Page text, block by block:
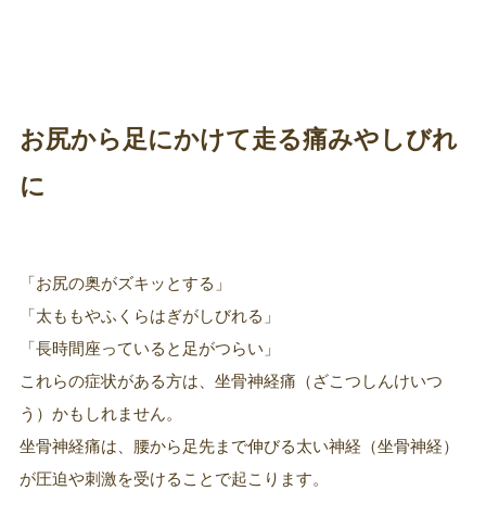
お尻から足にかけて走る痛みやしびれ
に
「お尻の奥がズキッとする」
「太ももやふくらはぎがしびれる」
「長時間座っていると足がつらい」
これらの症状がある方は、坐骨神経痛（ざこつしんけいつ
う）かもしれません。
坐骨神経痛は、腰から足先まで伸びる太い神経（坐骨神経）
が圧迫や刺激を受けることで起こります。